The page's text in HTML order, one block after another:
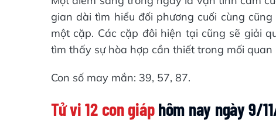
gian dài tìm hiểu đối phương cuối cùng
một cặp. Các cặp đôi hiện tại cũng sẽ giải
tìm thấy sự hòa hợp cần thiết trong mối quan
Con số may mắn: 39, 57, 87.
Tử vi 12 con giáphôm nay ngày 9/